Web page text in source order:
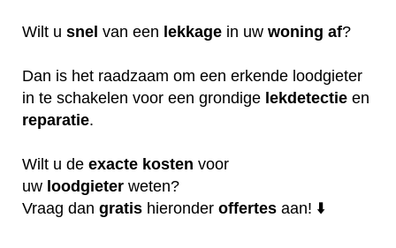
Wilt u snel van een lekkage in uw woning af?
Dan is het raadzaam om een erkende loodgieter
in te schakelen voor een grondige lekdetectie en
reparatie.
Wilt u de exacte kosten voor
uw loodgieter weten?
Vraag dan gratis hieronder offertes aan! ⬇️